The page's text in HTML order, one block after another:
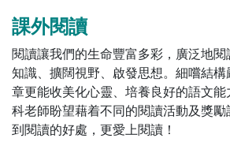
課外閱讀
閱讀讓我們的生命豐富多彩，廣泛地
知識、擴闊視野、啟發思想。細嚐結
章更能收美化心靈、培養良好的語文
科老師盼望藉着不同的閱讀活動及獎
到閱讀的好處，更愛上閱讀！